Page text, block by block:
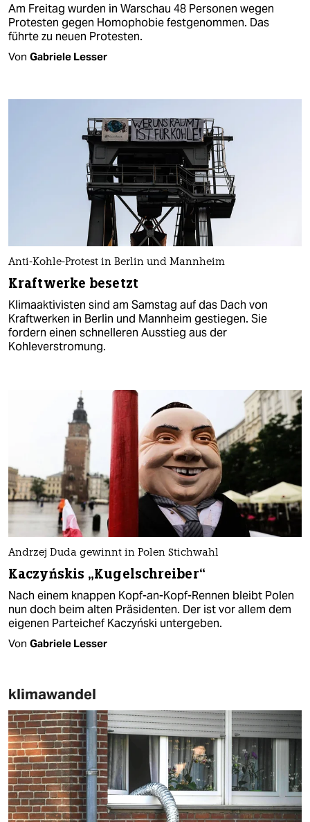
Am Freitag wurden in Warschau 48 Personen wegen
Protesten gegen Homophobie festgenommen. Das
führte zu neuen Protesten.
Von Gabriele Lesser
Anti-Kohle-Protest in Berlin und Mannheim
Kraftwerke besetzt
Klimaaktivisten sind am Samstag auf das Dach von
Kraftwerken in Berlin und Mannheim gestiegen. Sie
fordern einen schnelleren Ausstieg aus der
Kohleverstromung.
Andrzej Duda gewinnt in Polen Stichwahl
Kaczyńskis „Kugelschreiber“
Nach einem knappen Kopf-an-Kopf-Rennen bleibt Polen
nun doch beim alten Präsidenten. Der ist vor allem dem
eigenen Parteichef Kaczyński untergeben.
Von Gabriele Lesser
klimawandel